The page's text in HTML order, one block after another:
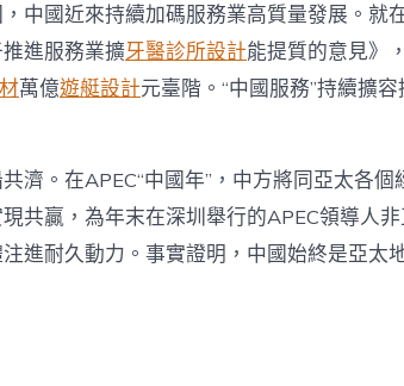
中國近來持續加碼服務業高質量發展。就
進服務業擴牙醫診所設計能提質的意見》
萬億遊艇設計元臺階。“中國服務”持續擴
濟。在APEC“中國年”，中方將同亞太各個
共贏，為年末在深圳舉行的APEC領導人
進耐久動力。事實證明，中國始終是亞太